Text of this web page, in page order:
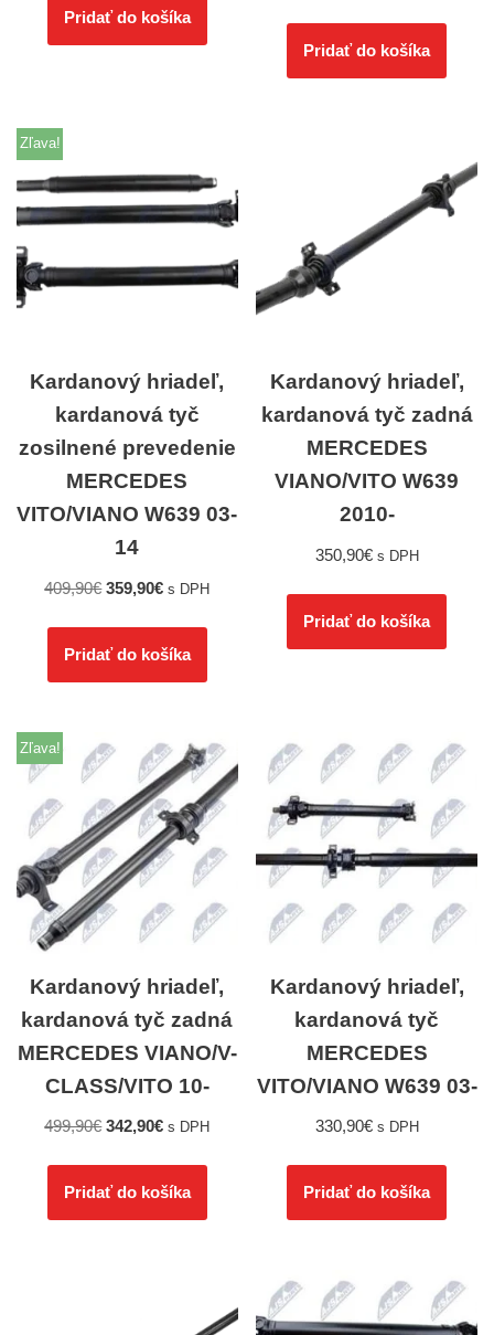
Pridať do košíka
Pridať do košíka
Zľava!
Kardanový hriadeľ,
kardanová tyč
zosilnené prevedenie
MERCEDES
VITO/VIANO W639 03-
14
409,90€ 359,90€ s DPH
Pridať do košíka
Kardanový hriadeľ,
kardanová tyč zadná
MERCEDES
VIANO/VITO W639
2010-
350,90€ s DPH
Pridať do košíka
Zľava!
Kardanový hriadeľ,
kardanová tyč zadná
MERCEDES VIANO/V-
CLASS/VITO 10-
499,90€ 342,90€ s DPH
Pridať do košíka
Kardanový hriadeľ,
kardanová tyč
MERCEDES
VITO/VIANO W639 03-
330,90€ s DPH
Pridať do košíka